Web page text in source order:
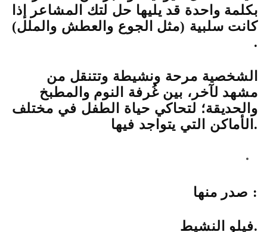
بكلمة واحدة قد يليها حل لتك المشاعر إذا
كانت سلبية (مثل الجوع والعطش والملل)
.
الشخصية مرحة ونشيطة وتتنقل من
مشهد لآخر، بين غُرفة النوم والمطبخ
والحديقة؛ لتحاكي حياة الطفل في مختلف
الأماكن التي يتواجد فيها.
صدر منها :
فيلو النشيط.